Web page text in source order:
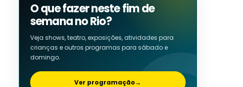
O que fazer neste fim de
semana no Rio?
Veja shows, teatro, exposições, atividades para
crianças e outros programas para sábado e
domingo.
Ver programação→